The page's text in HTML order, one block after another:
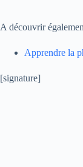
A découvrir
Apprendre la
[signature]